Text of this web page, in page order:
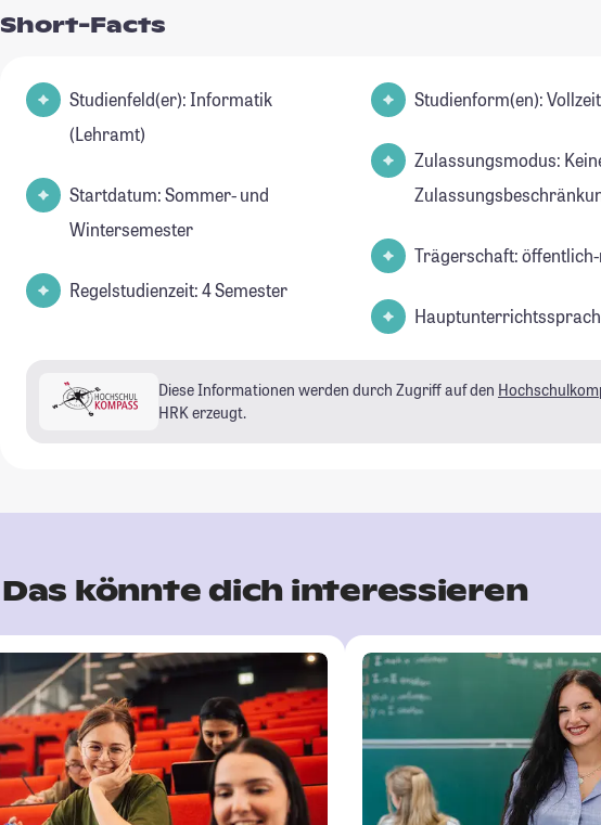
Short-Facts
Studienfeld(er): Informatik
(Lehramt)
Startdatum: Sommer- und
Wintersemester
Regelstudienzeit: 4 Semester
Studienform(en):
Zulassungsmodus:
Trägerschaft:
Diese Informationen werden durch Zugriff auf den
HRK erzeugt.
Das könnte dich interessieren